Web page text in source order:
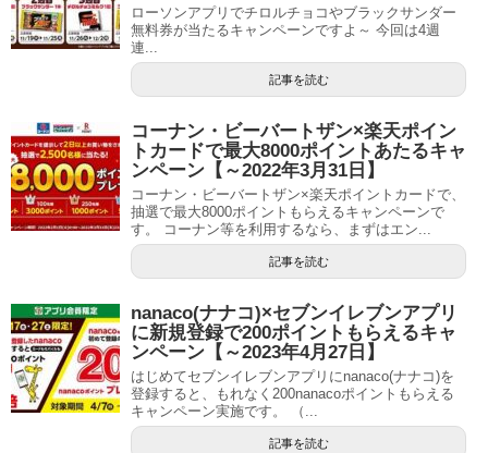
ローソンアプリでチロルチョコやブラックサンダー
無料券が当たるキャンペーンですよ～ 今回は4週
連...
記事を読む
コーナン・ビーバートザン×楽天ポイン
トカードで最大8000ポイントあたるキャ
ンペーン【～2022年3月31日】
コーナン・ビーバートザン×楽天ポイントカードで、
抽選で最大8000ポイントもらえるキャンペーンで
す。 コーナン等を利用するなら、まずはエン...
記事を読む
nanaco(ナナコ)×セブンイレブンアプリ
に新規登録で200ポイントもらえるキャ
ンペーン【～2023年4月27日】
はじめてセブンイレブンアプリにnanaco(ナナコ)を
登録すると、もれなく200nanacoポイントもらえる
キャンペーン実施です。 （...
記事を読む